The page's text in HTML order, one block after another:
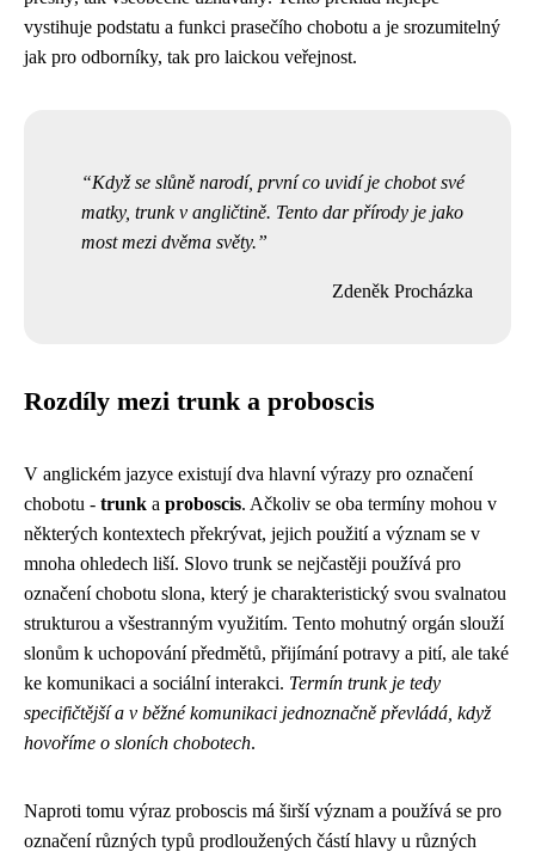
vystihuje podstatu a funkci prasečího chobotu a je srozumitelný
jak pro odborníky, tak pro laickou veřejnost.
Když se slůně narodí, první co uvidí je chobot své
matky, trunk v angličtině. Tento dar přírody je jako
most mezi dvěma světy.
Zdeněk Procházka
Rozdíly mezi trunk a proboscis
V anglickém jazyce existují dva hlavní výrazy pro označení
chobotu - trunk a proboscis. Ačkoliv se oba termíny mohou v
některých kontextech překrývat, jejich použití a význam se v
mnoha ohledech liší. Slovo trunk se nejčastěji používá pro
označení chobotu slona, který je charakteristický svou svalnatou
strukturou a všestranným využitím. Tento mohutný orgán slouží
slonům k uchopování předmětů, přijímání potravy a pití, ale také
ke komunikaci a sociální interakci. Termín trunk je tedy
specifičtější a v běžné komunikaci jednoznačně převládá, když
hovoříme o sloních chobotech.
Naproti tomu výraz proboscis má širší význam a používá se pro
označení různých typů prodloužených částí hlavy u různých